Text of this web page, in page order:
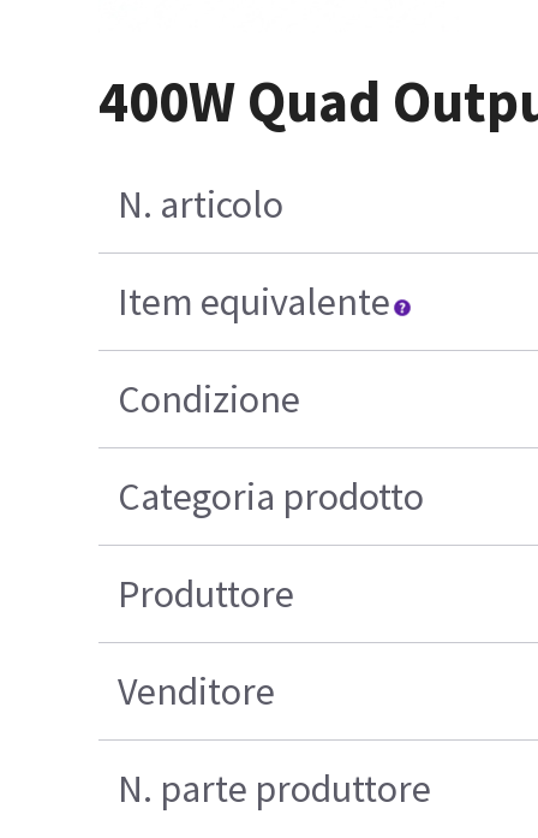
400W Quad
N. articolo
Item equivalente
Condizione
Categoria prodotto
Produttore
Venditore
N. parte produttore